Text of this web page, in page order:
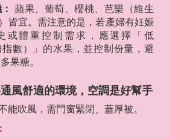
蘋果、葡萄、櫻桃、芭樂（維生
皆宜。需注意的是，若產婦有妊娠
或體重控制需求，應選擇「低
數）」的水果，並控制份量，避
果糖。
風舒適的環境，空調是好幫手
能吹風，需門窗緊閉、蓋厚被。